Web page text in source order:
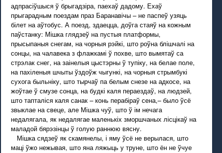
адпрасіўшыся ў брыгадзіра, паехаў дадому. Ехаў
прыгарадным поездам праз Баранавічы – не паспеў узяць
білет на аўтобус. А поезд, здаецца, доўга стаяў на кожным
паўстанку: Мішка глядзеў на пустыя платформы,
прысыпаныя снегам, на чорныя рэйкі, што роўна блішчалі на
сонцы, на чалавека з флажкамі ў похве, што вымятаў са
стрэлак снег, на заінелыя цыстэрны ў тупіку, на белае поле,
на пахіленыя шчыты ўздоўж чыгункі, на чорныя стрымбукі
сухога быльніку, што тырчаў па белым снезе на адкосе, на
жоўтае ў смузе сонца, на будкі каля пераездаў, на людзей,
што тапталіся каля санак – конь перабіраў сена,– было ўсё
звыклае на свеце, але Мішка чуў, што ў ім нечага
недалягала, як недалягае маленькіх зморшчаных лісцікаў на
маладой бярэзінцы ў голую раннюю вясну.
Мішка сядзеў як скамянелы, і яму ўсё не верылася, што
маці ўжо нежывая, што яна ляжыць у труне, што ён не ўчуе